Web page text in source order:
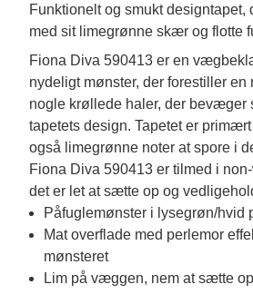
Funktionelt og smukt designtapet,
med sit limegrønne skær og flotte
Fiona Diva 590413 er en
nydeligt mønster, der forestiller
nogle krøllede haler, der bevæger
tapetets design. Tapetet er
også limegrønne noter at spore i
Fiona Diva 590413 er tilmed i
det er let at sætte op og
Påfuglemønster i lysegrøn/hvid
Mat overflade med perlemor
mønsteret
Lim på væggen, nem at sætte op